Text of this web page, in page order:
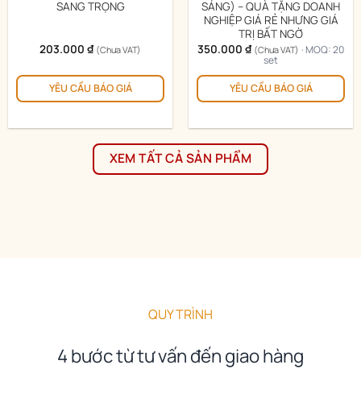
SANG TRỌNG
203.000 ₫ (Chưa VAT)
YÊU CẦU BÁO GIÁ
SÁNG) – QUÀ TẶNG DOANH
NGHIỆP GIÁ RẺ NHƯNG GIÁ
TRỊ BẤT NGỜ
350.000 ₫ (Chưa VAT) · MOQ: 20
set
YÊU CẦU BÁO GIÁ
XEM TẤT CẢ SẢN PHẨM
QUY TRÌNH
4 bước từ tư vấn đến giao hàng